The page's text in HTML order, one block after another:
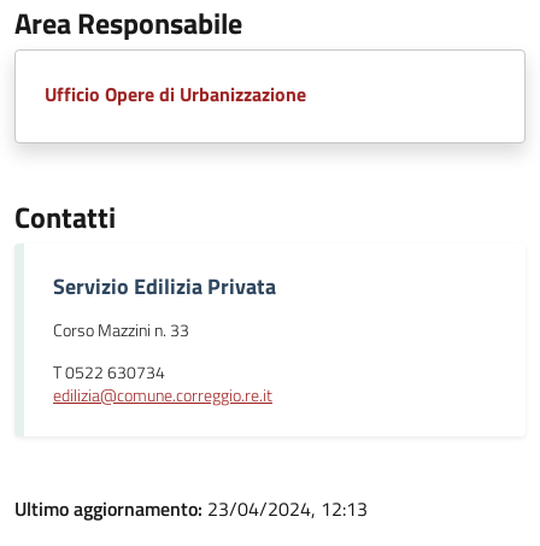
Area Responsabile
Ufficio Opere di Urbanizzazione
Contatti
Servizio Edilizia Privata
Corso Mazzini n. 33
T 0522 630734
edilizia@comune.correggio.re.it
Ultimo aggiornamento: 23/04/2024, 12:13